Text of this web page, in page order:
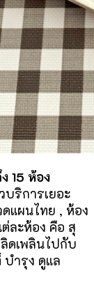
15 ห้อง
บริการเยอะ
แผนไทย , ห้อง
ละห้อง คือ สุ
ดเพลินไปกับ
ำรุง ดูแล